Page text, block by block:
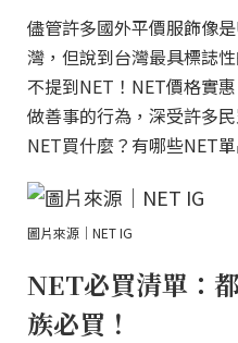
儘管許多國外平價服飾像
灣，但說到台灣最具標誌
不提到NET！NET價格實
做善事的行為，深受許多
NET買什麼？有哪些NET
圖片來源｜NET IG
NET必買清單：
族必買！